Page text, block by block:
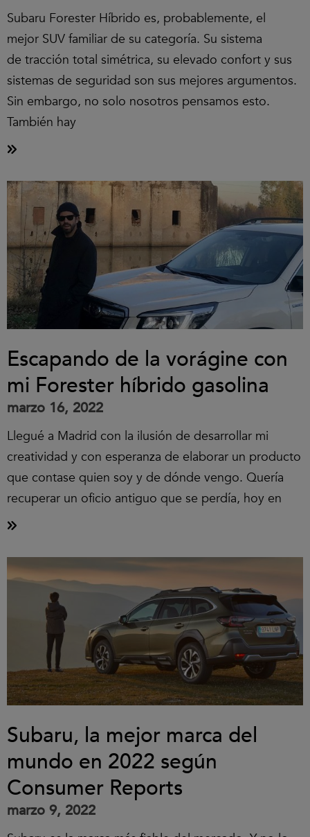
Subaru Forester Híbrido es, probablemente, el
mejor SUV familiar de su categoría. Su sistema
de tracción total simétrica, su elevado confort y sus
sistemas de seguridad son sus mejores argumentos.
Sin embargo, no solo nosotros pensamos esto.
También hay
Escapando de la vorágine con
mi Forester híbrido gasolina
marzo 16, 2022
Llegué a Madrid con la ilusión de desarrollar mi
creatividad y con esperanza de elaborar un producto
que contase quien soy y de dónde vengo. Quería
recuperar un oficio antiguo que se perdía, hoy en
Subaru, la mejor marca del
mundo en 2022 según
Consumer Reports
marzo 9, 2022